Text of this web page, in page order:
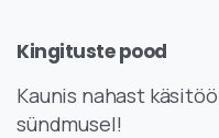
Kingitustepood
Kaunis nahast
sündmusel!